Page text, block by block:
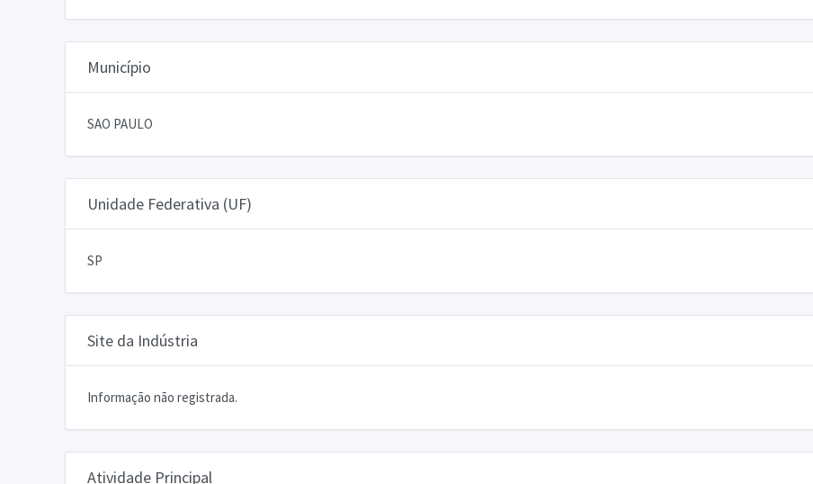
Município
SAO PAULO
Unidade Federativa (UF)
SP
Site da Indústria
Informação não registrada.
Atividade Principal